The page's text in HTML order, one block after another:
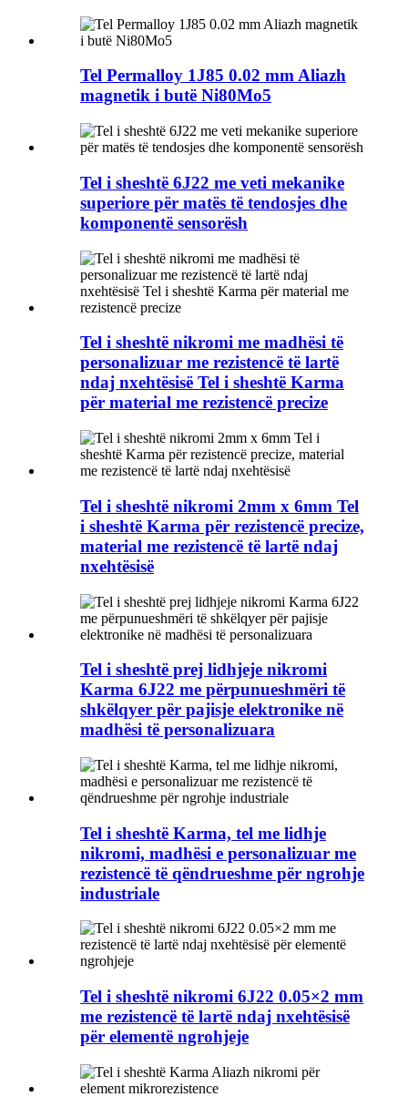
Tel Permalloy 1J85 0.02 mm Aliazh
magnetik i butë Ni80Mo5
Tel i sheshtë 6J22 me veti mekanike
superiore për matës të tendosjes dhe
komponentë sensorësh
Tel i sheshtë nikromi me madhësi të
personalizuar me rezistencë të lartë
ndaj nxehtësisë Tel i sheshtë Karma
për material me rezistencë precize
Tel i sheshtë nikromi 2mm x 6mm Tel
i sheshtë Karma për rezistencë precize,
material me rezistencë të lartë ndaj
nxehtësisë
Tel i sheshtë prej lidhjeje nikromi
Karma 6J22 me përpunueshmëri të
shkëlqyer për pajisje elektronike në
madhësi të personalizuara
Tel i sheshtë Karma, tel me lidhje
nikromi, madhësi e personalizuar me
rezistencë të qëndrueshme për ngrohje
industriale
Tel i sheshtë nikromi 6J22 0.05×2 mm
me rezistencë të lartë ndaj nxehtësisë
për elementë ngrohjeje